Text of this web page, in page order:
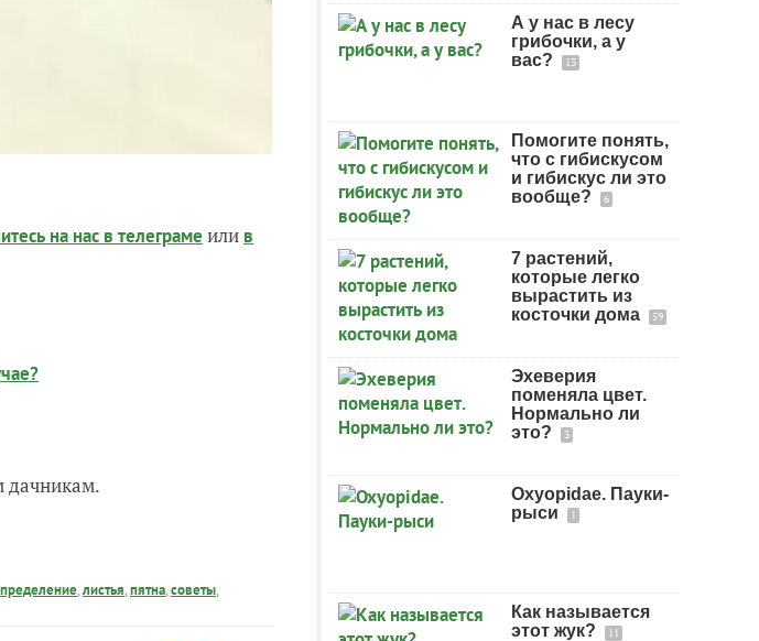
на нас в телеграме или в
дачникам.
,листья,пятна,советы,
А у нас в лесу
грибочки, а у
вас?
13
Помогите понять,
что с гибискусом
и гибискус ли это
вообще?
6
7 растений,
которые легко
вырастить из
косточки дома
59
Эхеверия
поменяла цвет.
Нормально ли
это?
3
Oxyopidae. Пауки-
рыси
1
Как называется
этот жук?
11